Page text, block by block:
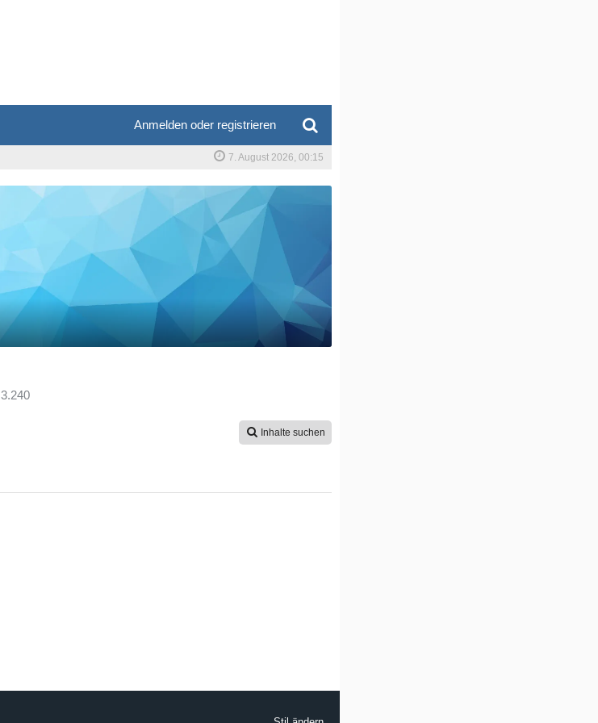
Anmelden oder registrieren
7. August 2026, 00:15
3.240
Inhalte suchen